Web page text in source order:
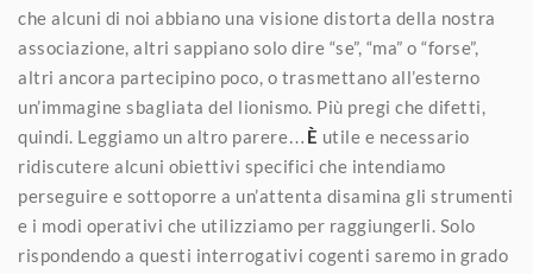
che alcuni di noi abbiano una visione distorta della nostra
associazione, altri sappiano solo dire “se”, “ma” o “forse”,
altri ancora partecipino poco, o trasmettano all’esterno
un’immagine sbagliata del lionismo. Più pregi che difetti,
quindi. Leggiamo un altro parere… È utile e necessario
ridiscutere alcuni obiettivi specifici che intendiamo
perseguire e sottoporre a un’attenta disamina gli strumenti
e i modi operativi che utilizziamo per raggiungerli. Solo
rispondendo a questi interrogativi cogenti saremo in grado